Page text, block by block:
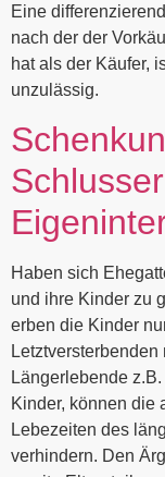
Eine
nach der der
hat als der Käufer,
unzulässig.
Haben sich
und ihre Kinder zu
erben die Kinder
Längerlebende
Kinder, können die
Lebezeiten des
verhindern. Den